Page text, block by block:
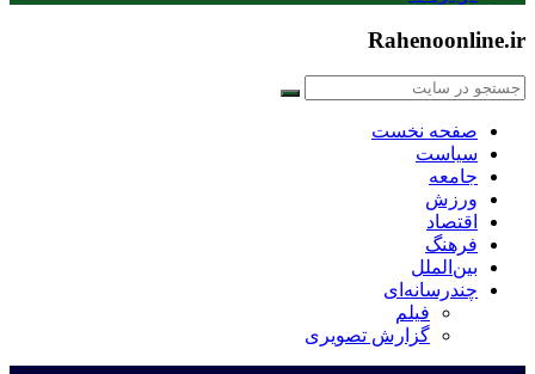
Rahenoonline.ir
صفحه نخست
سیاست
جامعه
ورزش
اقتصاد
فرهنگ
بین‌الملل
چندرسانه‌ای
فیلم
گزارش تصویری